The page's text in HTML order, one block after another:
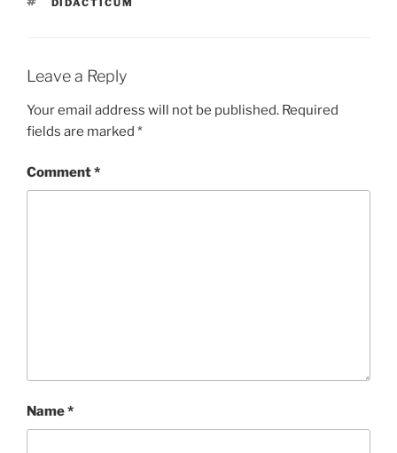
DIDACTICUM
Leave a Reply
Your email address will not be published. Required
fields are marked *
Comment*
Name*